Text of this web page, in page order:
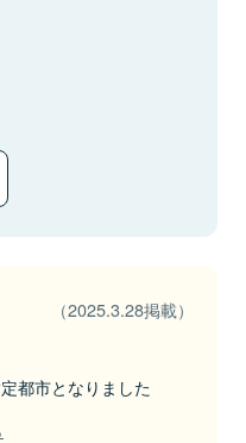
（2025.3.28掲載）
都市となりました